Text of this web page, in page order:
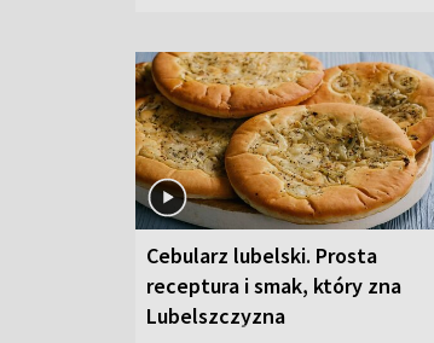
Cebularz lubelski. Prosta
receptura i smak, który zna
Lubelszczyzna